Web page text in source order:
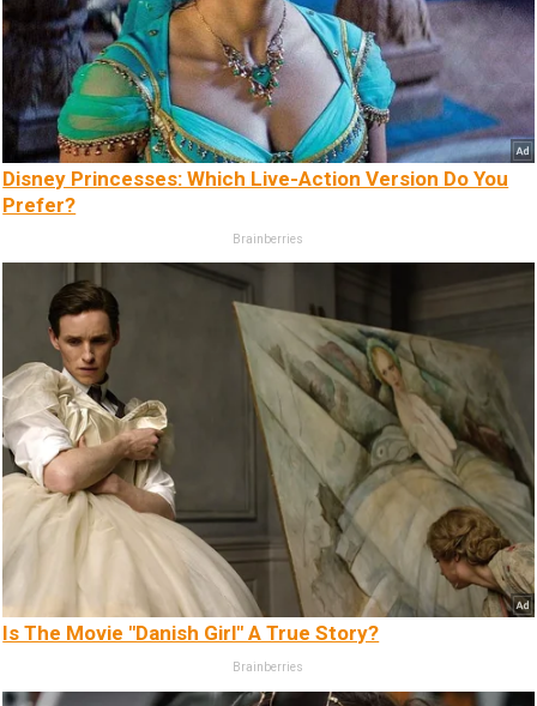
Disney Princesses: Which Live-Action Version Do You
Prefer?
Brainberries
Is The Movie "Danish Girl" A True Story?
Brainberries